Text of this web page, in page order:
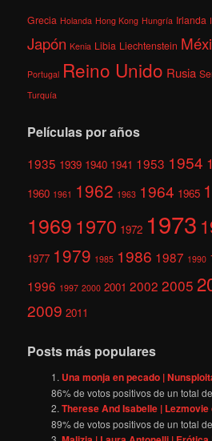
Grecia Holanda Hong Kong Hungría Irlanda
Japón Kenia Libia Liechtenstein
Portugal Reino Unido Rusia
Turquía
Películas por años
1935 1939 1940 1941 1953 1954
1960 1961 1962 1963 1964 1965
1969 1970 1972 1973
1977 1979 1985 1986 1987 1990
1996 1997 2000 2001 2002 2005
2009 2011
Posts más populares
Una monja en pecado |
86% de votos positivos de un total de
Therese And Isabelle | Lezmovie
89% de votos positivos de un total